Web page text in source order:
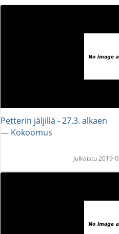
Petterin jäljillä - 27.3. alkaen
― Kokoomus
Julkaistu 2019-